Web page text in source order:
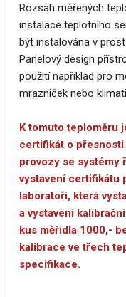
Rozsah měřených
instalace teplotního
být instalována v
Panelový design
použití například pro
mrazniček nebo
K tomuto teploměru
certifikát o přesnosti
provozy se systémy
vystavení certifikátu
laboratoří, která
a vystavení
kus měřidla 1000,-
kalibrace ve třech
specifikace.